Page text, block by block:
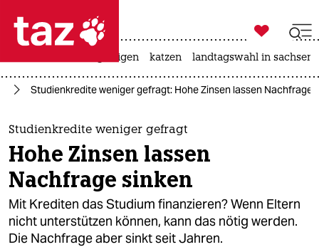
 taz zahl ich
taz zahl ich
themen
politik
öko
gesellschaft

taz zahl ich
bergsteigen katzen landtagswahl in
Studienkredite weniger gefragt: Hohe Zinsen lassen Nachfrage
Studienkredite weniger gefragt
Hohe Zinsen lassen
Nachfrage sinken
Mit Krediten das Studium finanzieren? Wenn Eltern
nicht unterstützen können, kann das nötig werden.
Die Nachfrage aber sinkt seit Jahren.